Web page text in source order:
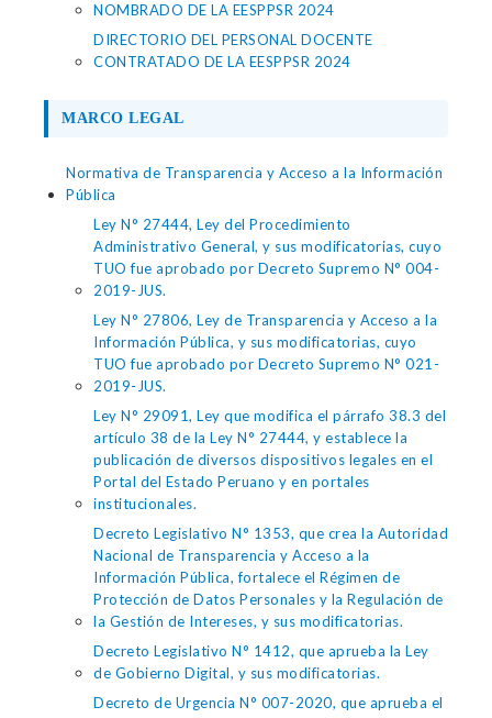
NOMBRADO DE LA EESPPSR 2024
DIRECTORIO DEL PERSONAL DOCENTE
CONTRATADO DE LA EESPPSR 2024
MARCO LEGAL
Normativa de Transparencia y Acceso a la Información
Pública
Ley N° 27444, Ley del Procedimiento
Administrativo General, y sus modificatorias, cuyo
TUO fue aprobado por Decreto Supremo N° 004-
2019-JUS.
Ley N° 27806, Ley de Transparencia y Acceso a la
Información Pública, y sus modificatorias, cuyo
TUO fue aprobado por Decreto Supremo N° 021-
2019-JUS.
Ley N° 29091, Ley que modifica el párrafo 38.3 del
artículo 38 de la Ley N° 27444, y establece la
publicación de diversos dispositivos legales en el
Portal del Estado Peruano y en portales
institucionales.
Decreto Legislativo N° 1353, que crea la Autoridad
Nacional de Transparencia y Acceso a la
Información Pública, fortalece el Régimen de
Protección de Datos Personales y la Regulación de
la Gestión de Intereses, y sus modificatorias.
Decreto Legislativo N° 1412, que aprueba la Ley
de Gobierno Digital, y sus modificatorias.
Decreto de Urgencia N° 007-2020, que aprueba el